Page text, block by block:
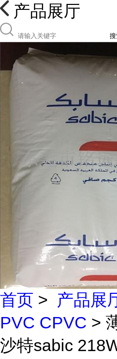
产品展厅
首页 > 产品展
PVC CPVC >
沙特sabic